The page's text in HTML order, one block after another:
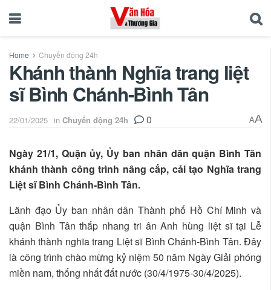
Home Chuyển động 24h
Khánh thành Nghĩa trang liệt
sĩ Bình Chánh-Bình Tân
22/01/2025 in Chuyển động 24h 0 AA
Ngày 21/1, Quận ủy, Ủy ban nhân dân quận Bình Tân
khánh thành công trình nâng cấp, cải tạo Nghĩa trang
Liệt sĩ Bình Chánh-Bình Tân.
Lãnh đạo Ủy ban nhân dân Thành phố Hồ Chí Minh và
quận Bình Tân thắp nhang tri ân Anh hùng liệt sĩ tại Lễ
khánh thành nghĩa trang Liệt sĩ Bình Chánh-Bình Tân. Đây
là công trình chào mừng kỷ niệm 50 năm Ngày Giải phóng
miền nam, thống nhất đất nước (30/4/1975-30/4/2025).